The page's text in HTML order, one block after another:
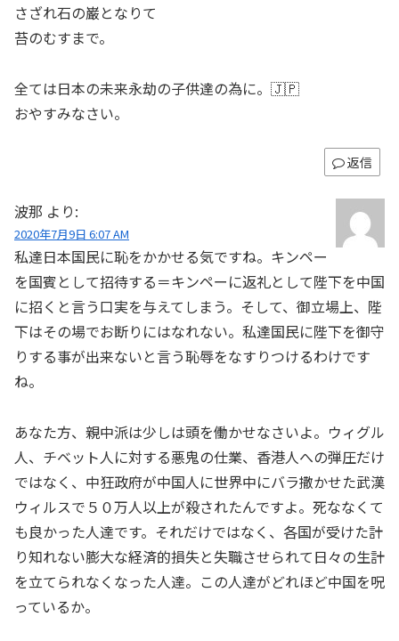
さざれ石の巌となりて
苔のむすまで。
全ては日本の未来永劫の子供達の為に。🇯🇵
おやすみなさい。
返信
波那 より:
2020年7月9日 6:07 AM
私達日本国民に恥をかかせる気ですね。キンペー
を国賓として招待する＝キンペーに返礼として陛下を中国
に招くと言う口実を与えてしまう。そして、御立場上、陛
下はその場でお断りにはなれない。私達国民に陛下を御守
りする事が出来ないと言う恥辱をなすりつけるわけです
ね。
あなた方、親中派は少しは頭を働かせなさいよ。ウィグル
人、チベット人に対する悪鬼の仕業、香港人への弾圧だけ
ではなく、中狂政府が中国人に世界中にバラ撒かせた武漢
ウィルスで５０万人以上が殺されたんですよ。死ななくて
も良かった人達です。それだけではなく、各国が受けた計
り知れない膨大な経済的損失と失職させられて日々の生計
を立てられなくなった人達。この人達がどれほど中国を呪
っているか。